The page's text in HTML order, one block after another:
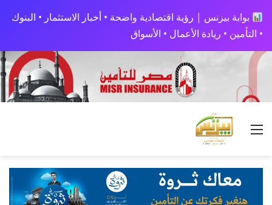
بوابة بيزنس | رؤية اقتصادية واضحة • أخبار الاستثمار • البنوك
• التأمين • ريادة الأعمال • الأسواق
القائمة